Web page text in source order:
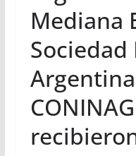
Mediana
Sociedad
Argentina